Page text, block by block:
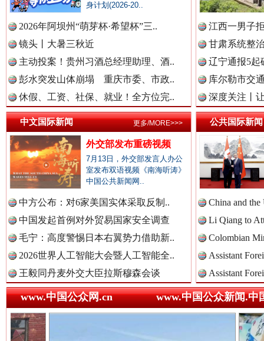
中国法制新闻网.
中国法治新闻网.
中国法院新闻网.
中国检察新闻网.
中国医药新闻网.
中国企业新闻网.
巳巳如意，开工大吉！ 三轮上
“后车司机肯定在骂我” 全民健
身计划(2026-20..
2026年阿坝州“萌芽杯·希望杯”三..
镜头丨大暑三秋近
主动投案！贵州习酒总经理助理、酒..
彭水突发山体崩塌 重庆市委、市政..
休假、工资、社保、就业！全方位完..
江西一男子
甘肃系统整
辽宁通报5起
库尔勒市交
深度关注丨
中文国际新闻
外交部发布重磅视频
7月13日，外交部发言人办公
室发布双语视频《南海听涛》
中国公共新闻网..
中方公布：对6家美国实体采取反制..
中国发起首例对外贸易国家安全调查
毛宁：高度警惕日本右翼势力借助新..
2026世界人工智能大会暨人工智能全..
王毅同丹麦外交大臣拉斯穆森会谈
更多/MORE>>> 公共国际新闻
China and
Li Qiang to
Colombian
Assistant
Assistant
www.中国公众网.cn www.中国公众新闻.中